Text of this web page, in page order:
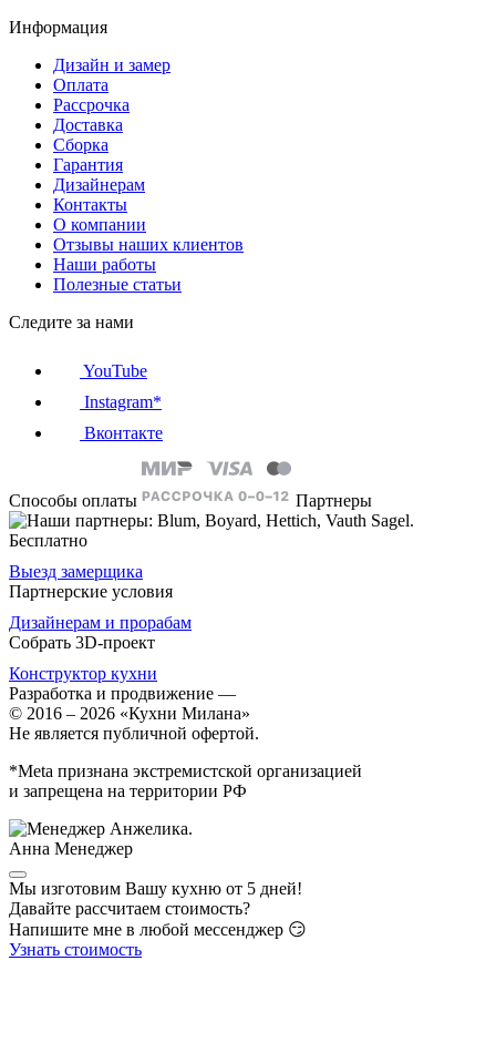
Информация
Дизайн и замер
Оплата
Рассрочка
Доставка
Сборка
Гарантия
Дизайнерам
Контакты
О компании
Отзывы наших клиентов
Наши работы
Полезные статьи
Следите за нами
YouTube
Instagram*
Вконтакте
Способы оплаты Партнеры
Бесплатно
Выезд замерщика
Партнерские условия
Дизайнерам и прорабам
Собрать 3D-проект
Конструктор кухни
Разработка и продвижение —
© 2016 – 2026 «Кухни Милана»
Не является публичной офертой.
*Meta признана экстремистской организацией
и запрещена на территории РФ
Анна Менеджер
Мы изготовим Вашу кухню от 5 дней!
Давайте рассчитаем стоимость?
Напишите мне в любой мессенджер 😏
Узнать стоимость